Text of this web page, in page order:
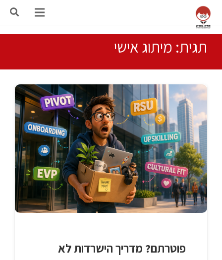
תגית: מיתוג אישי
פוטרתם? מדריך הישרדות לא